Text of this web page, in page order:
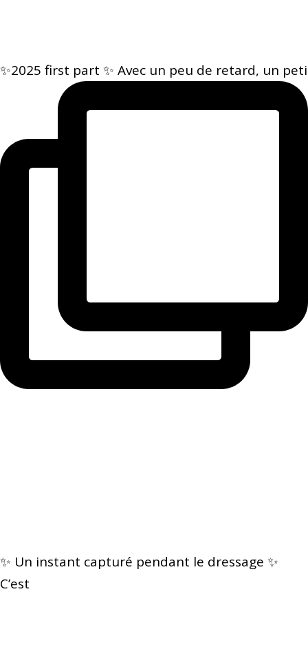
✨2025 first part ✨ Avec un peu de retard, un peti
✨ Un instant capturé pendant le dressage ✨
C’est